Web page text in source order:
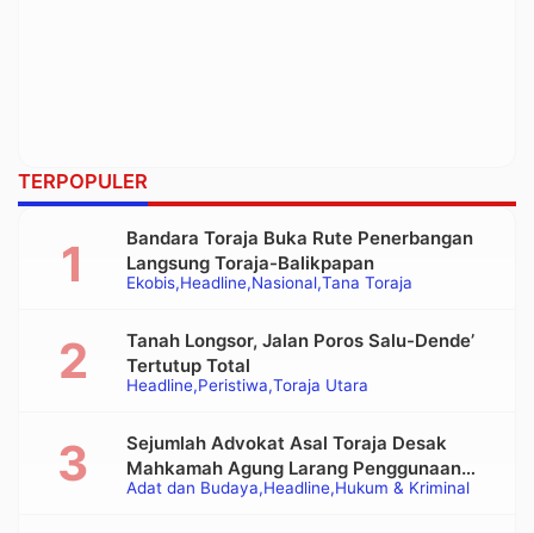
TERPOPULER
Ekobis Headline Nasional Tana Toraja
Bandara Toraja Buka Rute Penerbangan
Langsung Toraja-Balikpapan
Headline Peristiwa Toraja Utara
Tanah Longsor, Jalan Poros Salu-Dende’
Tertutup Total
Adat dan Budaya Headline Hukum & Kriminal
Sejumlah Advokat Asal Toraja Desak
Mahkamah Agung Larang Penggunaan
Alat Berat pada Eksekusi Rumah Adat